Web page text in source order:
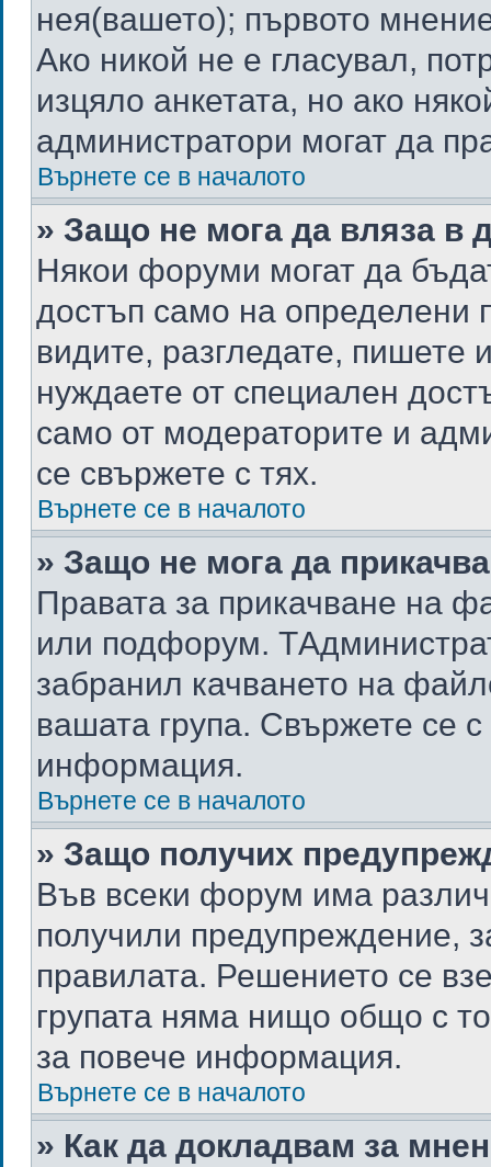
нея(вашето); първото
Ако никой не е гласувал,
изцяло анкетата, но ако
администратори могат да
Върнете се в началото
» Защо не мога да вляза в
Някои форуми могат да
достъп само на определени
видите, разгледате, пишете
нуждаете от специален
само от модераторите и
се свържете с тях.
Върнете се в началото
» Защо не мога да
Правата за прикачване на
или подфорум.
забранил качването на
вашата група. Свържете се
информация.
Върнете се в началото
» Защо получих
Във всеки форум има
получили предупреждение,
правилата. Решението се
групата няма нищо общо с
за повече информация.
Върнете се в началото
» Как да докладвам за